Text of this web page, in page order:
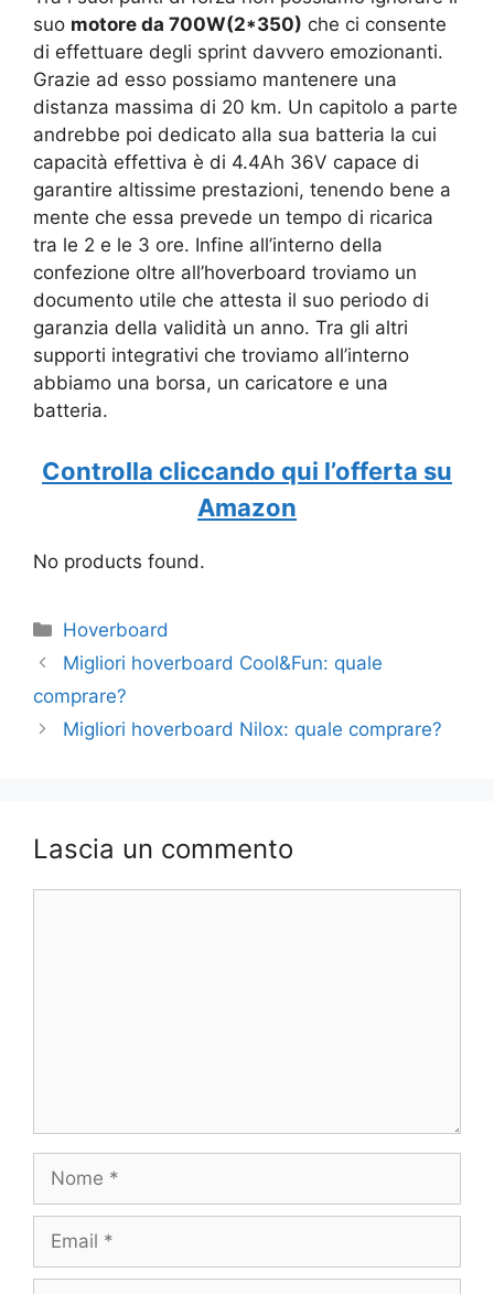
suo motore da 700W(2*350) che ci consente
di effettuare degli sprint davvero emozionanti.
Grazie ad esso possiamo mantenere una
distanza massima di 20 km. Un capitolo a parte
andrebbe poi dedicato alla sua batteria la cui
capacità effettiva è di 4.4Ah 36V capace di
garantire altissime prestazioni, tenendo bene a
mente che essa prevede un tempo di ricarica
tra le 2 e le 3 ore. Infine all’interno della
confezione oltre all’hoverboard troviamo un
documento utile che attesta il suo periodo di
garanzia della validità un anno. Tra gli altri
supporti integrativi che troviamo all’interno
abbiamo una borsa, un caricatore e una
batteria.
Controlla cliccando qui l’offerta su
Amazon
No products found.
Categorie
Hoverboard
Migliori hoverboard Cool&Fun: quale
comprare?
Migliori hoverboard Nilox: quale comprare?
Lascia un commento